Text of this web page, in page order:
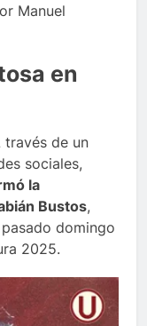
Manuel
en
través de un
sociales,
la
Bustos,
domingo
2025.